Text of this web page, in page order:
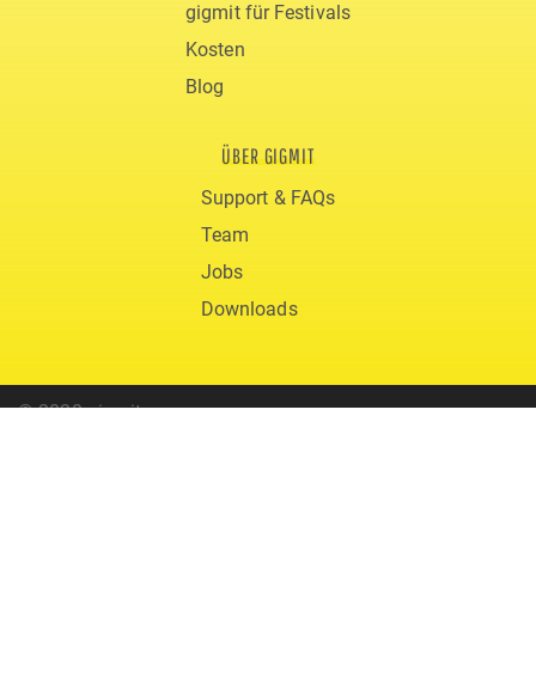
gigmit für Festivals
Kosten
Blog
ÜBER GIGMIT
Support & FAQs
Team
Jobs
Downloads
© 2020 gigmit